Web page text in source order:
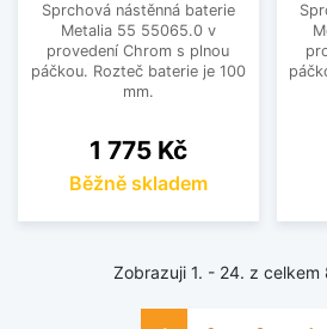
Sprchová nástěnná baterie
Metalia 55 55065.0 v
provedení Chrom s plnou
páčkou. Rozteč baterie je 100
mm.
Cena
1 775 Kč
Běžně skladem
Zobrazuji 1. - 24. z